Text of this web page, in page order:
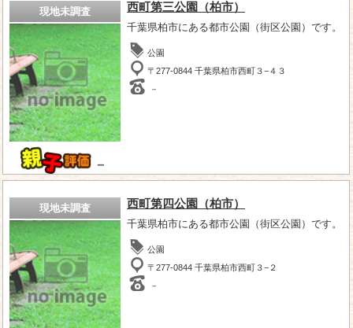
現地未調査
－
西町第三公園（柏市）
千葉県柏市にある都市公園（街区公園）です。
公園
〒277-0844 千葉県柏市西町３−４３
－
現地未調査 西町第四公園（柏市）
千葉県柏市にある都市公園（街区公園）です。
公園
〒277-0844 千葉県柏市西町３−２
－